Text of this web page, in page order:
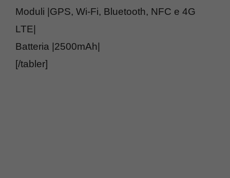
Moduli |GPS, Wi-Fi, Bluetooth, NFC e 4G
LTE|
Batteria |2500mAh|
[/tabler]